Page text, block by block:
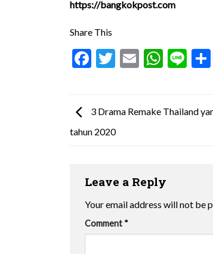
https://bangkokpost.com
Share This
Facebook
Twitter
Email
3 Drama Remake Thailand
tahun 2020
Leave a Reply
Your email address will not be
Comment *